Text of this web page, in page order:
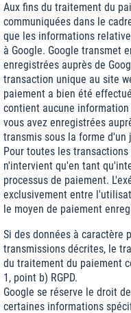
Aux fins du traitement du
communiquées dans le
que les informations
à Google. Google transmet
enregistrées auprès de
transaction unique au site
paiement a bien été
contient aucune
vous avez enregistrées
transmis sous la forme
Pour toutes les transactions
n'intervient qu'en tant
processus de paiement.
exclusivement entre
le moyen de paiement
Si des données à caractère
transmissions décrites, le
du traitement du paiement
1, point b) RGPD.
Google se réserve le droit
certaines informations